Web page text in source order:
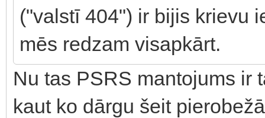
("valstī 404") ir bijis krievu
mēs redzam visapkārt.
Nu tas PSRS mantojums ir
kaut ko dārgu šeit